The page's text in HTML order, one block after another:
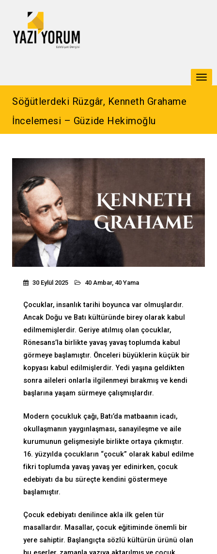
Söğütlerdeki Rüzgâr, Kenneth Grahame
İncelemesi – Güzide Hekimoğlu
30 Eylül 2025 40 Ambar, 40 Yama
Çocuklar, insanlık tarihi boyunca var olmuşlardır.
Ancak Doğu ve Batı kültüründe birey olarak kabul
edilmemişlerdir. Geriye atılmış olan çocuklar,
Rönesans’la birlikte yavaş yavaş toplumda kabul
görmeye başlamıştır. Önceleri büyüklerin küçük bir
kopyası kabul edilmişlerdir. Yedi yaşına geldikten
sonra aileleri onlarla ilgilenmeyi bırakmış ve kendi
başlarına yaşam sürmeye çalışmışlardır.
Modern çocukluk çağı, Batı’da matbaanın icadı,
okullaşmanın yaygınlaşması, sanayileşme ve aile
kurumunun gelişmesiyle birlikte ortaya çıkmıştır.
16. yüzyılda çocukların “çocuk” olarak kabul edilme
fikri toplumda yavaş yavaş yer edinirken, çocuk
edebiyatı da bu süreçte kendini göstermeye
başlamıştır.
Çocuk edebiyatı denilince akla ilk gelen tür
masallardır. Masallar, çocuk eğitiminde önemli bir
yere sahiptir. Başlangıçta sözlü kültürün ürünü olan